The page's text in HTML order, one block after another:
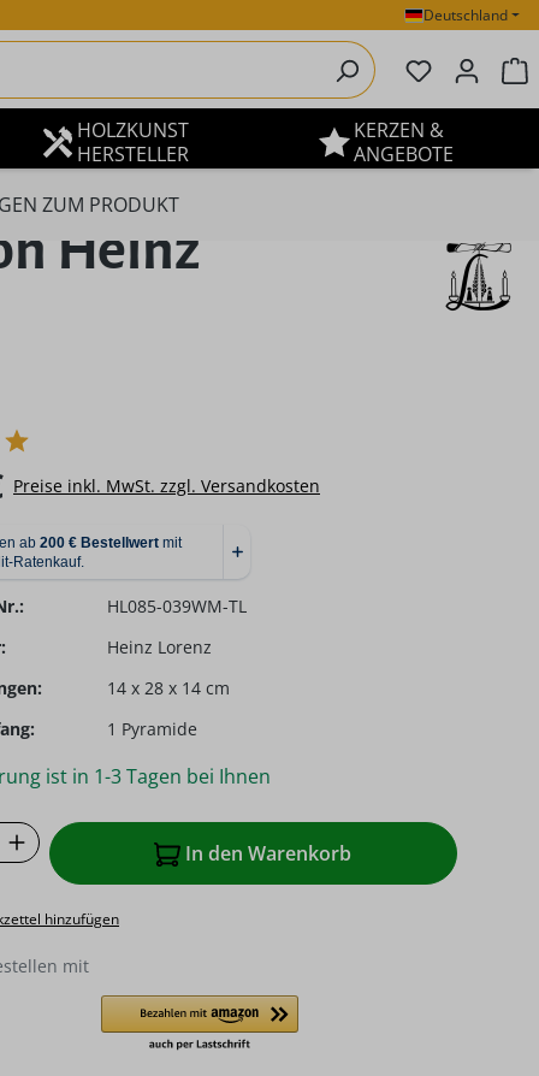
Deutschland
Du hast 0
HOLZKUNST
HERSTELLER
KERZEN &
ANGEBOTE
ZUM PRODUKT
Heinz
Preise inkl. MwSt. zzgl. Versandkosten
HL085-039WM-TL
Heinz Lorenz
14 x 28 x 14 cm
1 Pyramide
ist in 1-3 Tagen bei Ihnen
Gib den gewünschten Wert
In den Warenkorb
hinzufügen
mit